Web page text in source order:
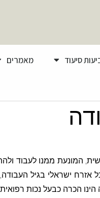
סיעוד מאמרים
המונעת ממנו לעבוד
אזרח ישראלי בגיל
הכרה כבעל נכות